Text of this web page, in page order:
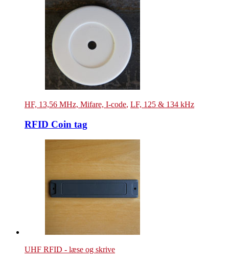
HF, 13,56 MHz, Mifare, I-code, LF, 125 & 134 kHz
RFID Coin tag
UHF RFID - læse og skrive